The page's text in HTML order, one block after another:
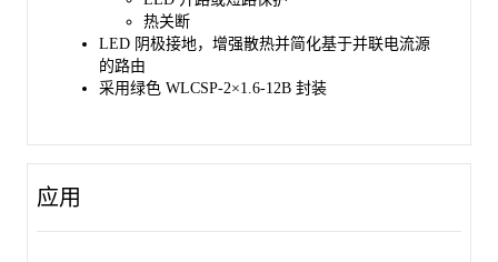
热关断
LED 阴极接地，增强散热并简化基于并联电流源
的路由
采用绿色 WLCSP-2×1.6-12B 封装
应用